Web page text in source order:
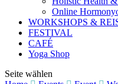
Online
WORKSHOPS &
FESTIVAL
CAFÉ
Yoga Shop
Seite wählen